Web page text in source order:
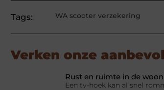
Tags: WA scooter verzekering
Verken onze
Rust en ruimte in de
Een tv-hoek kan al snel